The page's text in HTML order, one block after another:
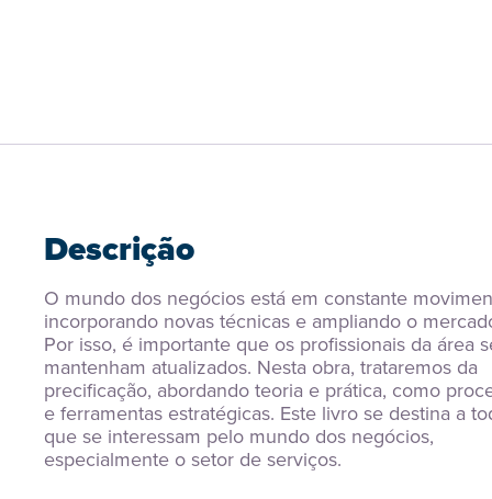
Descrição
O mundo dos negócios está em constante
incorporando novas técnicas e ampliando o
Por isso, é importante que os profissionais da área
mantenham atualizados. Nesta obra, trataremos da
precificação, abordando teoria e prática, como
e ferramentas estratégicas. Este livro se destina a
que se interessam pelo mundo dos negócios,
especialmente o setor de serviços.